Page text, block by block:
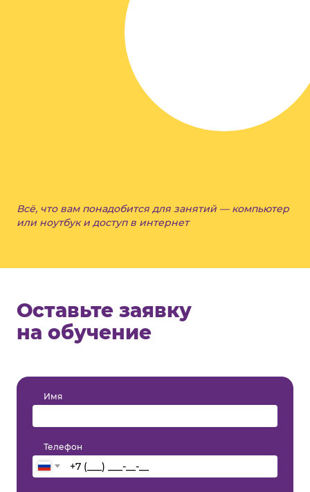
Всё, что вам понадобится для занятий — компьютер
или ноутбук и доступ в интернет
Оставьте заявку
на обучение
Имя
Телефон